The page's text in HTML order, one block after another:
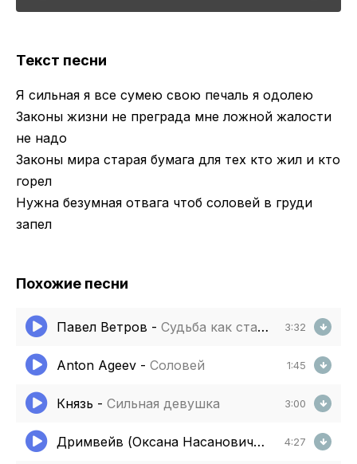
Текст песни
Я сильная я все сумею свою печаль я одолею
Законы жизни не преграда мне ложной жалости
не надо
Законы мира старая бумага для тех кто жил и кто
горел
Нужна безумная отвага чтоб соловей в груди
запел
Похожие песни
Павел Ветров - Судьба как старая тетрадь 3:32
Anton Ageev - Соловей 1:45
Князь - Сильная девушка 3:00
Дримвейв (Оксана Насанович)
- Не надо
4:27